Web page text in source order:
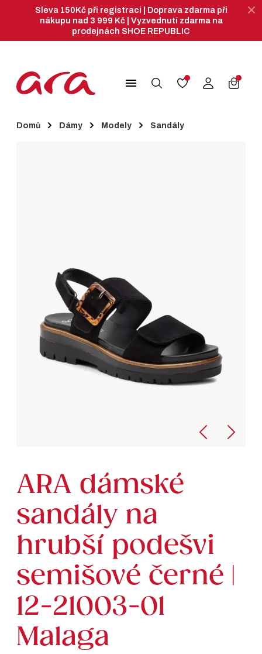
Sleva 150Kč při registraci | Doprava zdarma při
nákupu nad 3 999 Kč | Vyzvednutí zdarma na
prodejnách SHOE REPUBLIC
menu
Domů Dámy Modely Sandály
ARA dámské
sandály na
hrubší podešvi
semišové černé |
12-21003-01
Malaga